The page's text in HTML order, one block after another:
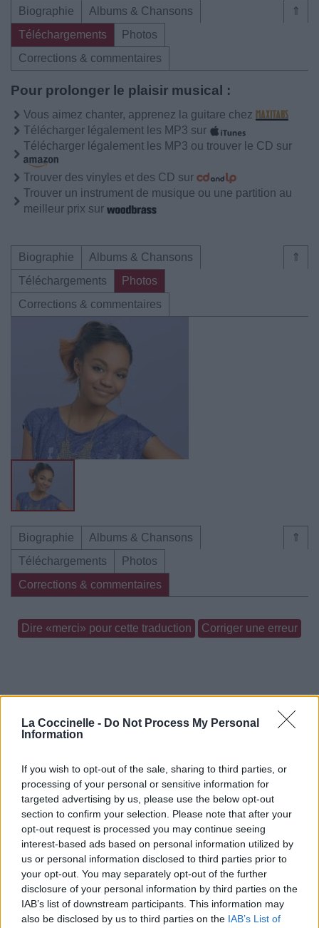
La Coccinelle - Do Not Process My Personal
Information
If you wish to opt-out of the sale, sharing to third parties, or
processing of your personal or sensitive information for
targeted advertising by us, please use the below opt-out
section to confirm your selection. Please note that after your
opt-out request is processed you may continue seeing
interest-based ads based on personal information utilized by
us or personal information disclosed to third parties prior to
your opt-out. You may separately opt-out of the further
disclosure of your personal information by third parties on the
IAB’s list of downstream participants. This information may
also be disclosed by us to third parties on the IAB’s List of
⇑
Biographie
Albums & Chansons
Téléchargements
Photos
Corrections & commentaires
Pour prolonger le plaisir musical :
Vous aimez chanter, apprenez la guitare chez
Télécharger légalement les MP3 sur
Télécharger légalement les MP3 ou trouver le CD sur
Trouver des vinyles et des CD sur
Trouver un instrument de musique ou une partition au
meilleur prix sur
⇑
Biographie
Albums & Chansons
Téléchargements
Photos
Corrections & commentaires
⇑
Biographie
Albums & Chansons
Téléchargements
Photos
Corrections & commentaires
Dire «merci» pour cette traduction Corriger une erreur